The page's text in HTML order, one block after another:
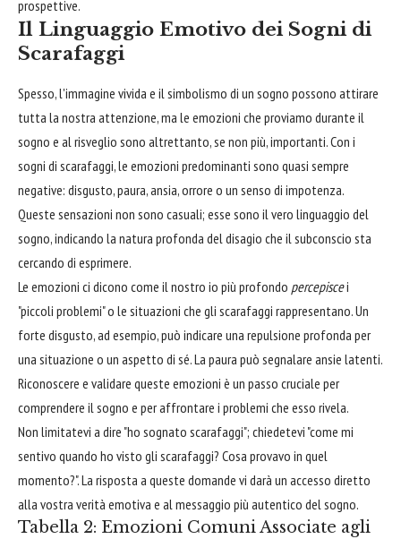
prospettive.
Il Linguaggio Emotivo dei Sogni di
Scarafaggi
Spesso, l'immagine vivida e il simbolismo di un sogno possono attirare
tutta la nostra attenzione, ma le emozioni che proviamo durante il
sogno e al risveglio sono altrettanto, se non più, importanti. Con i
sogni di scarafaggi, le emozioni predominanti sono quasi sempre
negative: disgusto, paura, ansia, orrore o un senso di impotenza.
Queste sensazioni non sono casuali; esse sono il vero linguaggio del
sogno, indicando la natura profonda del disagio che il subconscio sta
cercando di esprimere.
Le emozioni ci dicono come il nostro io più profondo percepiscei
"piccoli problemi" o le situazioni che gli scarafaggi rappresentano. Un
forte disgusto, ad esempio, può indicare una repulsione profonda per
una situazione o un aspetto di sé. La paura può segnalare ansie latenti.
Riconoscere e validare queste emozioni è un passo cruciale per
comprendere il sogno e per affrontare i problemi che esso rivela.
Non limitatevi a dire "ho sognato scarafaggi"; chiedetevi "come mi
sentivo quando ho visto gli scarafaggi? Cosa provavo in quel
momento?". La risposta a queste domande vi darà un accesso diretto
alla vostra verità emotiva e al messaggio più autentico del sogno.
Tabella 2: Emozioni Comuni Associate agli